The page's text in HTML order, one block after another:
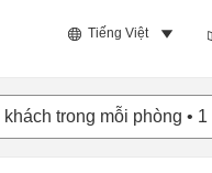
Tiếng Việt
khách trong mỗi phòng • 1